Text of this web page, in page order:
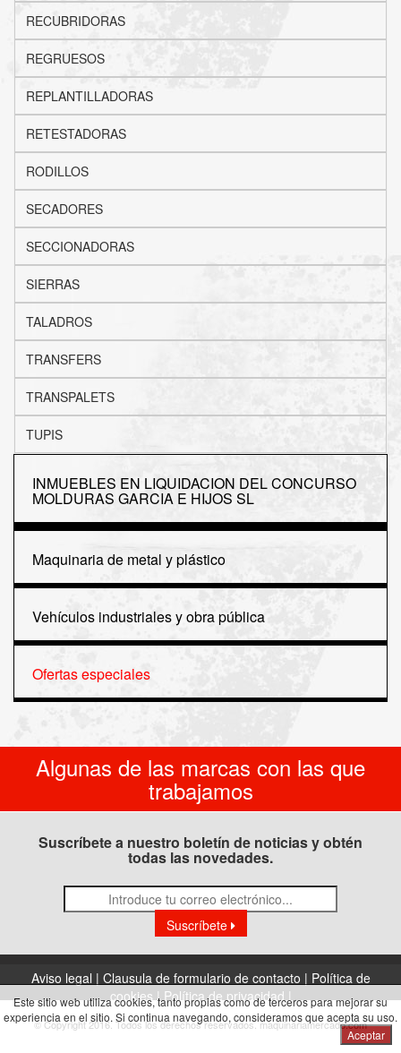
RECUBRIDORAS
REGRUESOS
REPLANTILLADORAS
RETESTADORAS
RODILLOS
SECADORES
SECCIONADORAS
SIERRAS
TALADROS
TRANSFERS
TRANSPALETS
TUPIS
INMUEBLES EN LIQUIDACION DEL CONCURSO
MOLDURAS GARCIA E HIJOS SL
Maquinaria de metal y plástico
Vehículos industriales y obra pública
Ofertas especiales
Algunas de las marcas con las que
trabajamos
Suscríbete a nuestro boletín de noticias y obtén
todas las novedades.
Suscríbete
Aviso legal | Clausula de formulario de contacto | Política de
cookies |Política de privacidad |
© Copyright 2016. Todos los derechos reservados. maquinariamercado.com
Este sitio web utiliza cookies, tanto propias como de terceros para mejorar su
experiencia en el sitio. Si continua navegando, consideramos que acepta su uso.